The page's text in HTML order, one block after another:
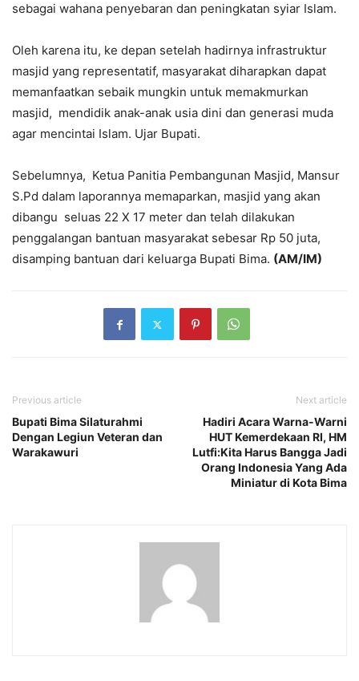
sebagai wahana penyebaran dan peningkatan syiar Islam.
Oleh karena itu, ke depan setelah hadirnya infrastruktur
masjid yang representatif, masyarakat diharapkan dapat
memanfaatkan sebaik mungkin untuk memakmurkan
masjid, mendidik anak-anak usia dini dan generasi muda
agar mencintai Islam. Ujar Bupati.
Sebelumnya, Ketua Panitia Pembangunan Masjid, Mansur
S.Pd dalam laporannya memaparkan, masjid yang akan
dibangu seluas 22 X 17 meter dan telah dilakukan
penggalangan bantuan masyarakat sebesar Rp 50 juta,
disamping bantuan dari keluarga Bupati Bima. (AM/IM)
Previous article
Bupati Bima Silaturahmi
Dengan Legiun Veteran dan
Warakawuri
Next article
Hadiri Acara Warna-Warni
HUT Kemerdekaan RI, HM
Lutfi:Kita Harus Bangga Jadi
Orang Indonesia Yang Ada
Miniatur di Kota Bima